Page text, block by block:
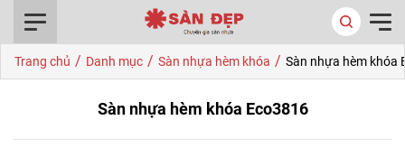
Trang chủ / Danh mục / Sàn nhựa hèm khóa / Sàn nhựa hèm khóa
Sàn nhựa hèm khóa Eco3816